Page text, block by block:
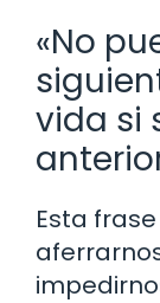
«No
vida si
Esta